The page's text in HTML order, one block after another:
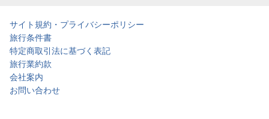
サイト規約・プライバシーポリシー
旅行条件書
特定商取引法に基づく表記
旅行業約款
会社案内
お問い合わせ